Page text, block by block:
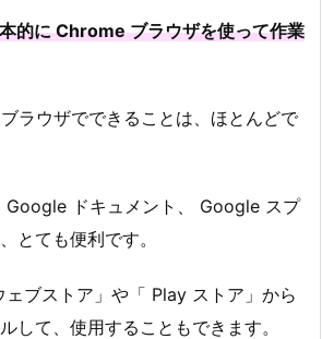
的に Chrome ブラウザを使って作業
ラウザでできることは、ほとんどで
Google ドキュメント、 Google スプ
とても便利です。
ブストア」や「 Play ストア」から
して、使用することもできます。